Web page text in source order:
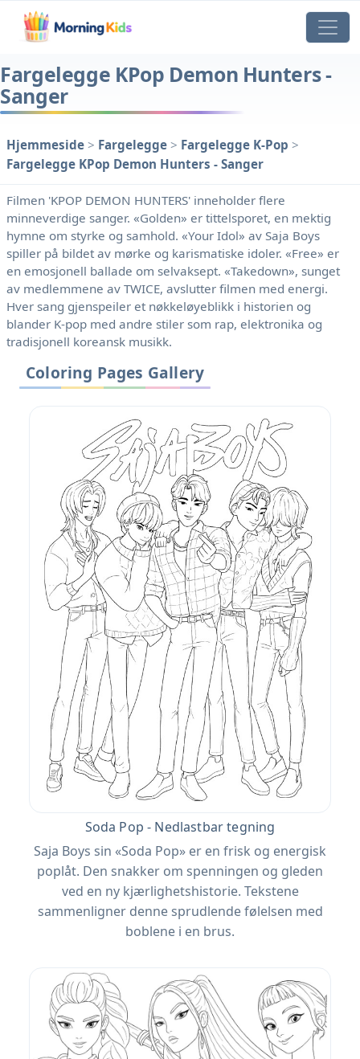
Fargelegge KPop Demon Hunters -
Sanger
Hjemmeside > Fargelegge > Fargelegge K-Pop >
Fargelegge KPop Demon Hunters - Sanger
Filmen 'KPOP DEMON HUNTERS' inneholder flere
minneverdige sanger. «Golden» er tittelsporet, en mektig
hymne om styrke og samhold. «Your Idol» av Saja Boys
spiller på bildet av mørke og karismatiske idoler. «Free» er
en emosjonell ballade om selvaksept. «Takedown», sunget
av medlemmene av TWICE, avslutter filmen med energi.
Hver sang gjenspeiler et nøkkeløyeblikk i historien og
blander K-pop med andre stiler som rap, elektronika og
tradisjonell koreansk musikk.
Coloring Pages Gallery
Soda Pop - Nedlastbar tegning
Saja Boys sin «Soda Pop» er en frisk og energisk
poplåt. Den snakker om spenningen og gleden
ved en ny kjærlighetshistorie. Tekstene
sammenligner denne sprudlende følelsen med
boblene i en brus.